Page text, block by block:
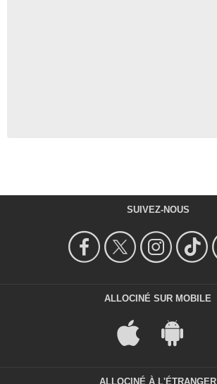
SUIVEZ-NOUS
ALLOCINÉ SUR MOBILE
ALLOCINÉ À L'ÉTRANGER